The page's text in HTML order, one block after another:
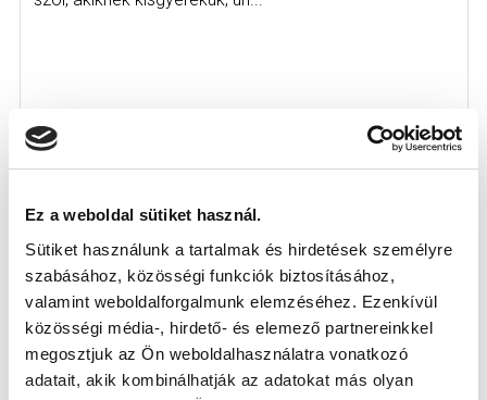
Ez a weboldal sütiket használ.
Sütiket használunk a tartalmak és hirdetések személyre
szabásához, közösségi funkciók biztosításához,
valamint weboldalforgalmunk elemzéséhez. Ezenkívül
közösségi média-, hirdető- és elemező partnereinkkel
megosztjuk az Ön weboldalhasználatra vonatkozó
adatait, akik kombinálhatják az adatokat más olyan